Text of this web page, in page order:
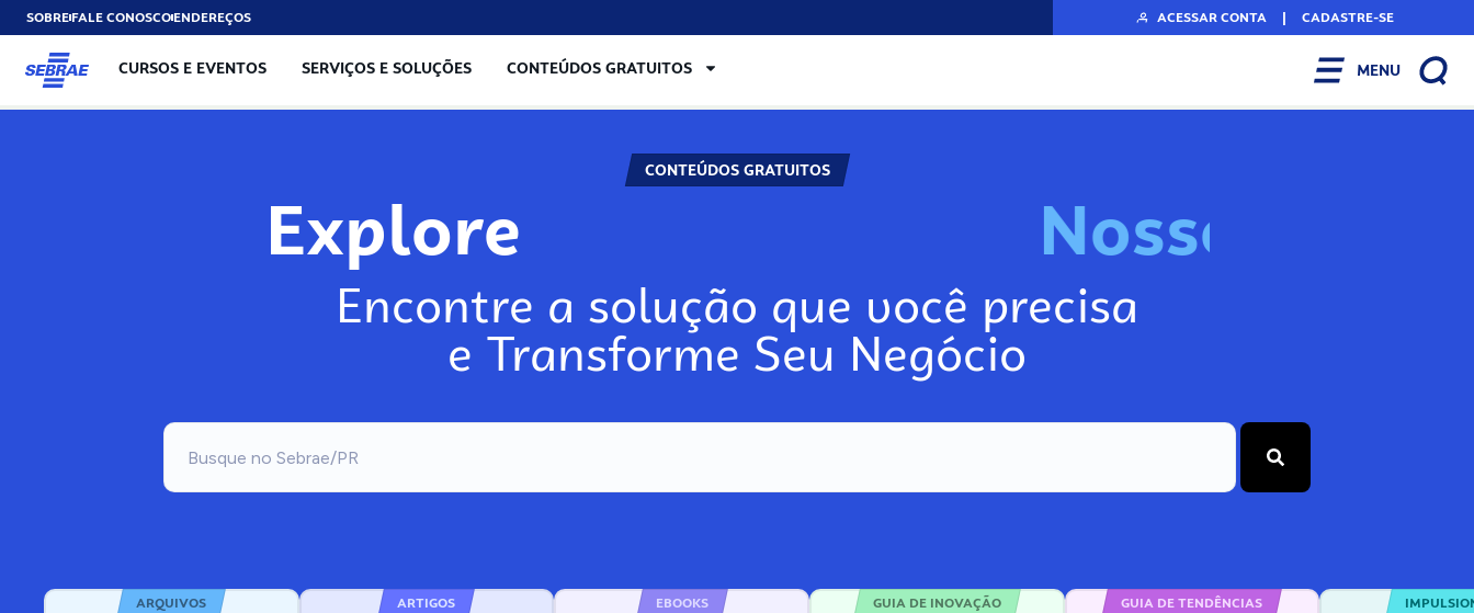
SOBREFALE CONOSCOENDEREÇOS ACESSAR CONTA | CADASTRE-SE
CURSOS E EVENTOS SERVIÇOS E SOLUÇÕES CONTEÚDOS GRATUITOS MENU
CONTEÚDOS GRATUITOS
Explore No
Encontre a solução que você precisa
e Transforme Seu Negócio
ARQUIVOS ARTIGOS EBOOKS GUIA DE INOVAÇÃO GUIA DE TENDÊNCIAS